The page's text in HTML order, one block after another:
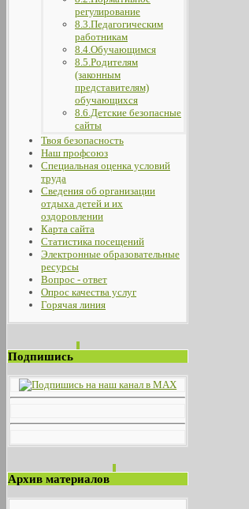
регулирование
8.3.Педагогическим
работникам
8.4.Обучающимся
8.5.Родителям
(законным
представителям)
обучающихся
8.6.Детские безопасные
сайты
Твоя безопасность
Наш профсоюз
Специальная оценка условий
труда
Сведения об организации
отдыха детей и их
оздоровлении
Карта сайта
Статистика посещений
Электронные образовательные
ресурсы
Вопрос - ответ
Опрос качества услуг
Горячая линия
Подпишись
Архив материалов